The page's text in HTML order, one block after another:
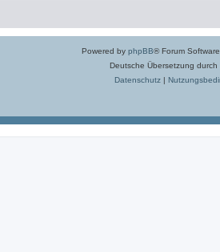
Powered by phpBB® Forum
Deutsche Übersetzung durch
Datenschutz|